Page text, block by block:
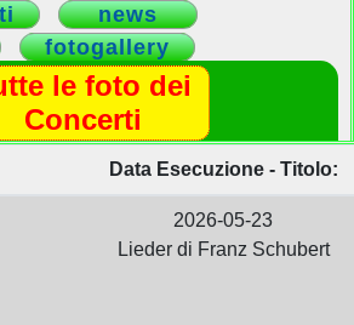
news
fotogallery
le foto dei
Concerti
Data Esecuzione - Titolo:
2026-05-23
Lieder di Franz Schubert